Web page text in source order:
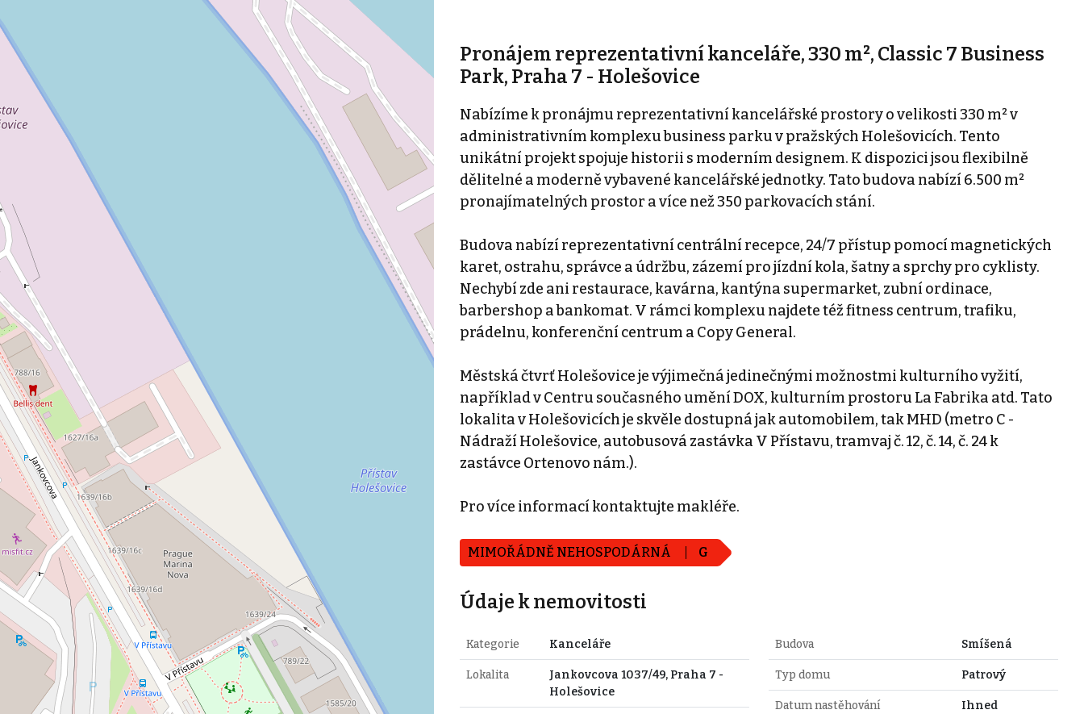
Pronájem reprezentativní kanceláře, 330 m², Classic 7 Business
Park, Praha 7 - Holešovice
Nabízíme k pronájmu reprezentativní kancelářské prostory o velikosti 330 m² v
administrativním komplexu business parku v pražských Holešovicích. Tento
unikátní projekt spojuje historii s moderním designem. K dispozici jsou flexibilně
dělitelné a moderně vybavené kancelářské jednotky. Tato budova nabízí 6.500 m²
pronajímatelných prostor a více než 350 parkovacích stání.
Budova nabízí reprezentativní centrální recepce, 24/7 přístup pomocí magnetických
karet, ostrahu, správce a údržbu, zázemí pro jízdní kola, šatny a sprchy pro cyklisty.
Nechybí zde ani restaurace, kavárna, kantýna supermarket, zubní ordinace,
barbershop a bankomat. V rámci komplexu najdete též fitness centrum, trafiku,
prádelnu, konferenční centrum a Copy General.
Městská čtvrť Holešovice je výjimečná jedinečnými možnostmi kulturního vyžití,
například v Centru současného umění DOX, kulturním prostoru La Fabrika atd. Tato
lokalita v Holešovicích je skvěle dostupná jak automobilem, tak MHD (metro C -
Nádraží Holešovice, autobusová zastávka V Přístavu, tramvaj č. 12, č. 14, č. 24 k
zastávce Ortenovo nám.).
Pro více informací kontaktujte makléře.
MIMOŘÁDNĚ NEHOSPODÁRNÁ G
Údaje k nemovitosti
Kategorie Kanceláře
Lokalita
Jankovcova 1037/49, Praha 7 -
Holešovice
Budova Smíšená
Typ domu Patrový
Datum nastěhování Ihned